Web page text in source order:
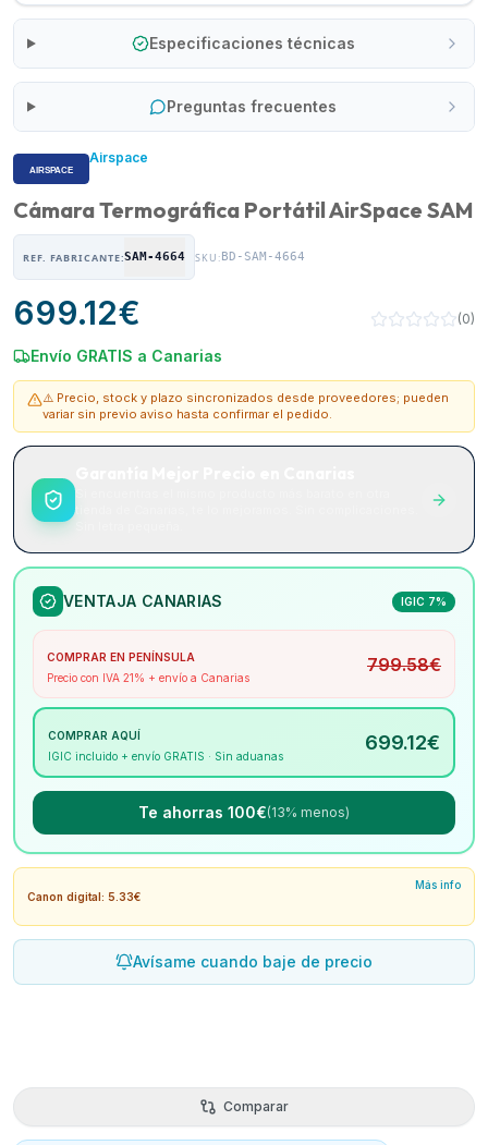
Especificaciones técnicas
Preguntas frecuentes
Airspace
Cámara Termográfica Portátil AirSpace SAM
REF. FABRICANTE:SAM-4664 SKU:BD-SAM-4664
699.12€ (0)
Envío GRATIS a Canarias
⚠️ Precio, stock y plazo sincronizados desde proveedores; pueden
variar sin previo aviso hasta confirmar el pedido.
VENTAJA CANARIAS IGIC 7%
COMPRAR EN PENÍNSULA
Precio con IVA 21% + envío a Canarias
799.58€
COMPRAR AQUÍ
IGIC incluido + envío GRATIS · Sin aduanas
699.12€
Te ahorras 100€(13% menos)
Canon digital: 5.33€
Más info
Avísame cuando baje de precio
Comparar